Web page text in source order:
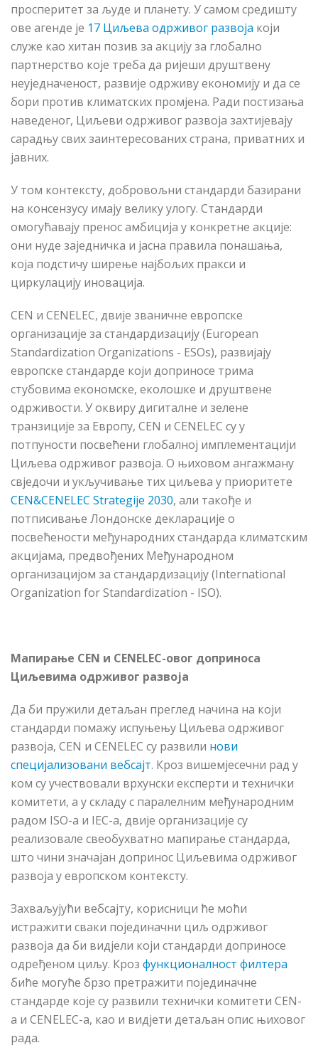
просперитет за људе и планету. У самом средишту
ове агенде је 17 Циљева одрживог развоја који
служе као хитан позив за акцију за глобално
партнерство које треба да ријеши друштвену
неуједначеност, развије одрживу економију и да се
бори против климатских промјена. Ради постизања
наведеног, Циљеви одрживог развоја захтијевају
сарадњу свих заинтересованих страна, приватних и
јавних.
У том контексту, добровољни стандарди базирани
на консензусу имају велику улогу. Стандарди
омогућавају пренос амбиција у конкретне акције:
они нуде заједничка и јасна правила понашања,
која подстичу ширење најбољих пракси и
циркулацију иновација.
CEN и CENELEC, двије званичне европске
организације за стандардизацију (European
Standardization Organizations - ESOs), развијају
европске стандарде који доприносе трима
стубовима економске, еколошке и друштвене
одрживости. У оквиру дигиталне и зелене
транзиције за Европу, CEN и CENELEC су у
потпуности посвећени глобалној имплементацији
Циљева одрживог развоја. О њиховом ангажману
свједочи и укључивање тих циљева у приоритете
CEN&CENELEC Strategije 2030, али такође и
потписивање Лондонске декларације о
посвећености међународних стандарда климатским
акцијама, предвођених Међународном
организацијом за стандардизацију (International
Organization for Standardization - ISO).
Мапирање CEN и CENELEC-овог доприноса
Циљевима одрживог развоја
Да би пружили детаљан преглед начина на који
стандарди помажу испуњењу Циљева одрживог
развоја, CEN и CENELEC су развили нови
специјализовани вебсајт. Кроз вишемјесечни рад у
ком су учествовали врхунски експерти и технички
комитети, а у складу с паралелним међународним
радом ISO-a и IEC-a, двије организације су
реализовале свеобухватно мапирање стандарда,
што чини значајан допринос Циљевима одрживог
развоја у европском контексту.
Захваљујући вебсајту, корисници ће моћи
истражити сваки појединачни циљ одрживог
развоја да би видјели који стандарди доприносе
одређеном циљу. Кроз функционалност филтера
биће могуће брзо претражити појединачне
стандарде које су развили технички комитети CEN-
a и CENELEC-a, као и видјети детаљан опис њиховог
рада.